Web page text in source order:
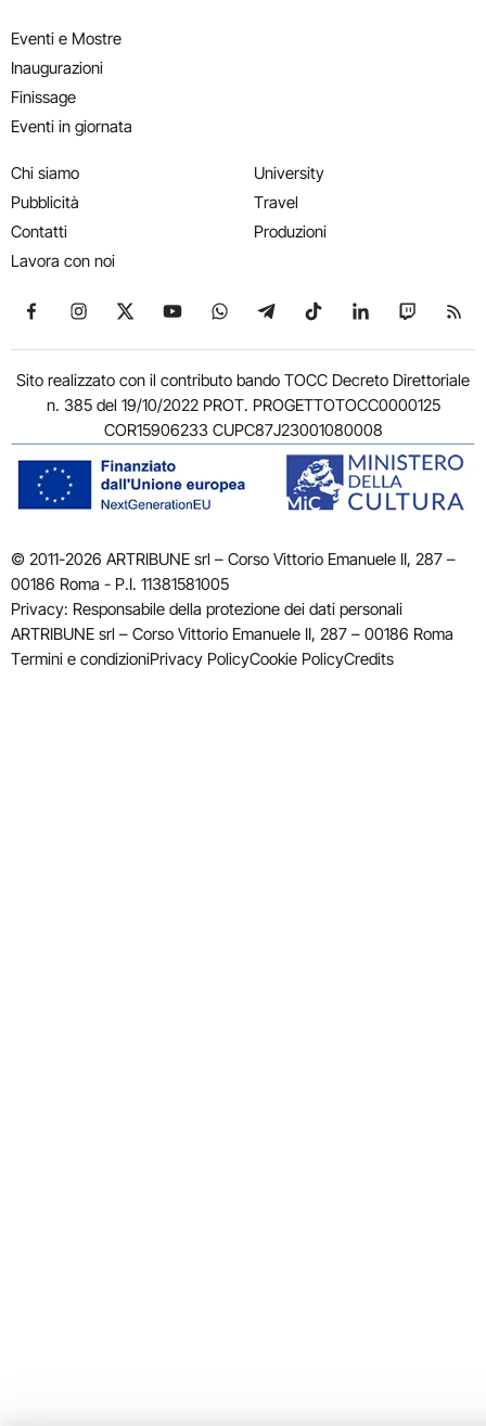
Eventi e Mostre
Inaugurazioni
Finissage
Eventi in giornata
Chi siamo
Pubblicità
Contatti
Lavora con noi
University
Travel
Produzioni
Seguici su Facebook
Seguici su Instagram
Seguici su X
Seguici su YouTube
Seguici su WhatsApp
Seguici su Telegram
Seguici su TikTok
Seguici su
Seguici
Sito realizzato con il contributo bando TOCC Decreto Direttoriale
n. 385 del 19/10/2022 PROT. PROGETTOTOCC0000125
COR15906233 CUPC87J23001080008
© 2011-2026 ARTRIBUNE srl – Corso Vittorio Emanuele II, 287 –
00186 Roma - P.I. 11381581005
Privacy: Responsabile della protezione dei dati personali
ARTRIBUNE srl – Corso Vittorio Emanuele II, 287 – 00186 Roma
Termini e condizioniPrivacy PolicyCookie PolicyCredits